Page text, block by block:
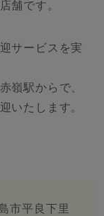
舗です。
サービスを実
嶺駅からで、
いたします。
市平良下里